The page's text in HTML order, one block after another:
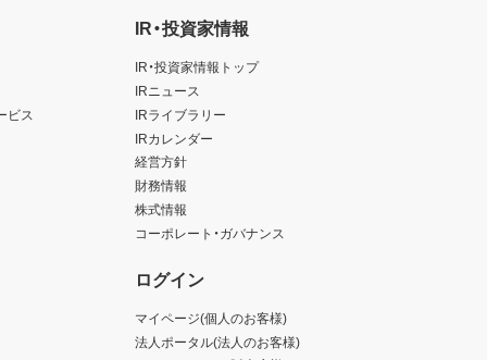
ビス
IR・投資家情報
IR・投資家情報トップ
IRニュース
IRライブラリー
IRカレンダー
経営方針
財務情報
株式情報
コーポレート・ガバナンス
ログイン
マイページ(個人のお客様)
法人ポータル(法人のお客様)